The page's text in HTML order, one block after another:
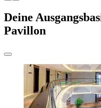
Deine
Pavillon